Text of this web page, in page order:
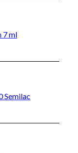
7 ml
Semilac